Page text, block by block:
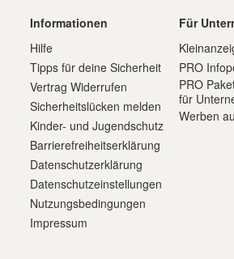
Informationen
Hilfe
Tipps für deine Sicherheit
Vertrag Widerrufen
Sicherheitslücken melden
Kinder- und Jugendschutz
Barrierefreiheitserklärung
Datenschutzerklärung
Datenschutzeinstellungen
Nutzungsbedingungen
Impressum
Für
PRO
PRO
für
Werben